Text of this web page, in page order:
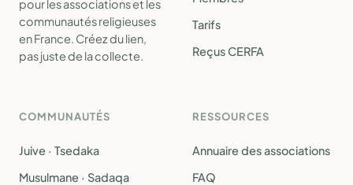
pour les associations et les
communautés religieuses
en France. Créez du lien,
pas juste de la collecte.
Tarifs
Reçus CERFA
COMMUNAUTÉS
Juive · Tsedaka
Musulmane · Sadaqa
RESSOURCES
Annuaire des associations
FAQ